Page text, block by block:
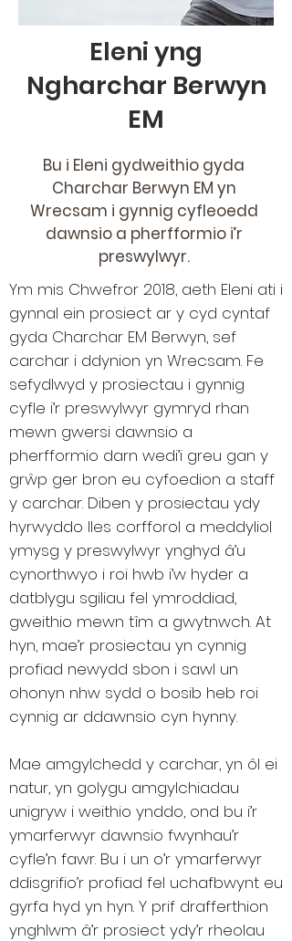
Eleni yng
Ngharchar Berwyn
EM
Bu i Eleni gydweithio gyda
Charchar Berwyn EM yn
Wrecsam i gynnig cyfleoedd
dawnsio a pherfformio i’r
preswylwyr.
Ym mis Chwefror 2018, aeth Eleni ati i
gynnal ein prosiect ar y cyd cyntaf
gyda Charchar EM Berwyn, sef
carchar i ddynion yn Wrecsam. Fe
sefydlwyd y prosiectau i gynnig
cyfle i’r preswylwyr gymryd rhan
mewn gwersi dawnsio a
pherfformio darn wedi’i greu gan y
grŵp ger bron eu cyfoedion a staff
y carchar. Diben y prosiectau ydy
hyrwyddo lles corfforol a meddyliol
ymysg y preswylwyr ynghyd â’u
cynorthwyo i roi hwb i’w hyder a
datblygu sgiliau fel ymroddiad,
gweithio mewn tîm a gwytnwch. At
hyn, mae’r prosiectau yn cynnig
profiad newydd sbon i sawl un
ohonyn nhw sydd o bosib heb roi
cynnig ar ddawnsio cyn hynny.
Mae amgylchedd y carchar, yn ôl ei
natur, yn golygu amgylchiadau
unigryw i weithio ynddo, ond bu i’r
ymarferwyr dawnsio fwynhau’r
cyfle’n fawr. Bu i un o’r ymarferwyr
ddisgrifio’r profiad fel uchafbwynt eu
gyrfa hyd yn hyn. Y prif drafferthion
ynghlwm â’r prosiect ydy’r rheolau